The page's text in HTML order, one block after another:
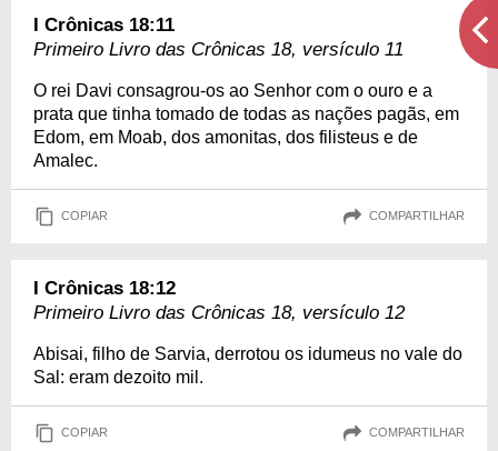
I Crônicas 18:11
Primeiro Livro das Crônicas 18, versículo 11
O rei Davi consagrou-os ao Senhor com o ouro e a
prata que tinha tomado de todas as nações pagãs, em
Edom, em Moab, dos amonitas, dos filisteus e de
Amalec.
COPIAR COMPARTILHAR
I Crônicas 18:12
Primeiro Livro das Crônicas 18, versículo 12
Abisai, filho de Sarvia, derrotou os idumeus no vale do
Sal: eram dezoito mil.
COPIAR COMPARTILHAR